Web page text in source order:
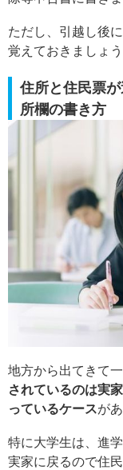
ただし、引越し後
覚えておきましょう
住所と住民票
所欄の書き方
地方から出てきて
されているのは実
っているケースが
特に大学生は、進
実家に戻るので住